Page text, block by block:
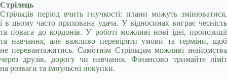
Стрілець
Стрільців період вчить гнучкості: плани можуть змінюватися,
і в цьому часто прихована удача. У відносинах виграє чесність
та повага до кордонів. У роботі можливі нові ідеї, пропозиції
та навчання, але важливо перевіряти умови та терміни, щоб
не перевантажитись. Самотнім Стрільцям можливі знайомства
через друзів, дорогу чи навчання. Фінансово тримайте ліміт
на розваги та імпульсні покупки.